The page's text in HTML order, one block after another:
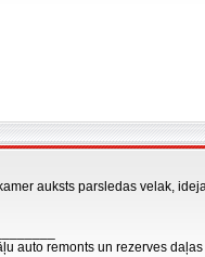
auksts parsledas velak,
auto remonts un rezerves